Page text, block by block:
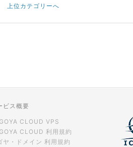
上位カテゴリーへ
ビス概要
CLOUD VPS
CLOUD 利用規約
ヤ・ドメイン 利用規約